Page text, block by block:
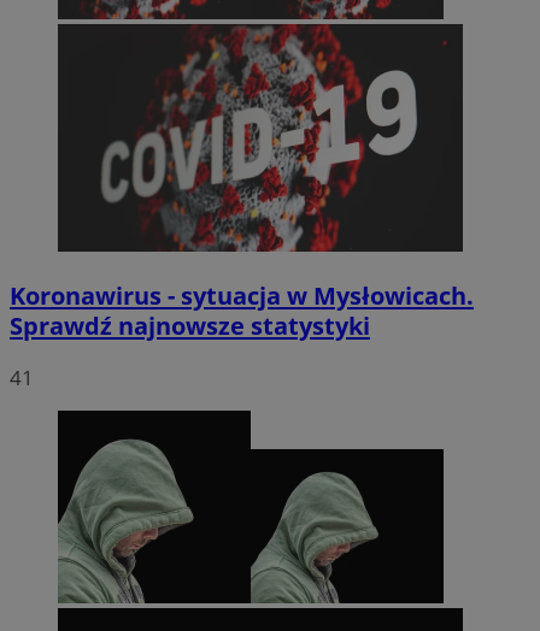
Koronawirus - sytuacja w Mysłowicach.
Sprawdź najnowsze statystyki
41